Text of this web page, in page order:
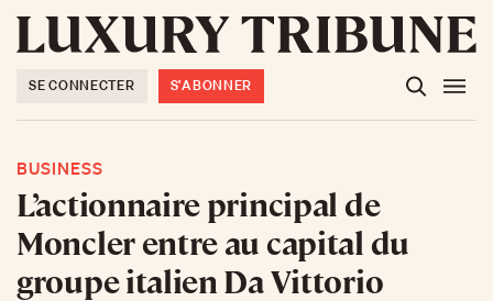
SE CONNECTER S'ABONNER
BUSINESS
L’actionnaire principal de
Moncler entre au capital du
groupe italien Da Vittorio